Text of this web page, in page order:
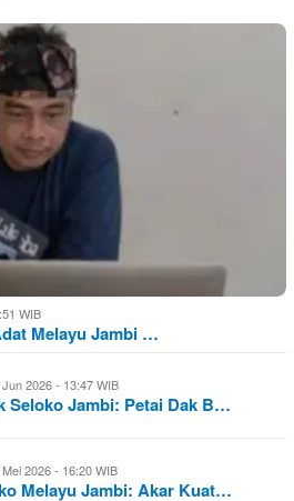
WIB
Melayu Jambi …
2026 - 13:47 WIB
Seloko Jambi: Petai Dak B…
Mei 2026 - 16:20 WIB
Melayu Jambi: Akar Kuat…